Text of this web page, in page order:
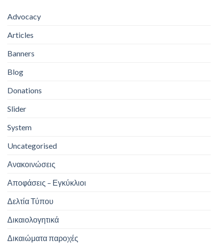
Advocacy
Articles
Banners
Blog
Donations
Slider
System
Uncategorised
Ανακοινώσεις
Αποφάσεις – Εγκύκλιοι
Δελτία Τύπου
Δικαιολογητικά
Δικαιώματα παροχές